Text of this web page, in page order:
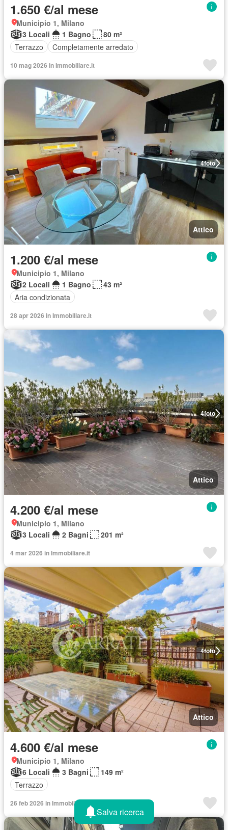
1.650 €/al mese
Municipio 1, Milano
3 Locali
1 Bagno
80 m²
Terrazzo
Completamente arredato
10 mag 2026 in Immobiliare.it
4foto
Attico
1.200 €/al mese
Municipio 1, Milano
2 Locali
1 Bagno
43 m²
Aria condizionata
28 apr 2026 in Immobiliare.it
4foto
Attico
4.200 €/al mese
Municipio 1, Milano
3 Locali
2 Bagni 201 m²
4 mar 2026 in Immobiliare.it
4foto
Attico
4.600 €/al mese
Municipio 1, Milano
6 Locali
3 Bagni
149 m²
Terrazzo
26 feb 2026 in Immobiliare.it
Salva ricerca